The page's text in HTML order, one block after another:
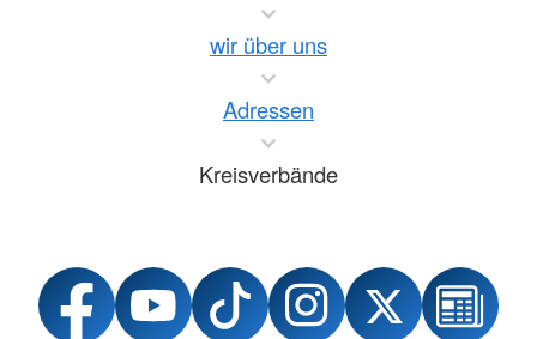
wir über uns
Adressen
Kreisverbände